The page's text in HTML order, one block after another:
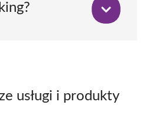
usługi i produkty